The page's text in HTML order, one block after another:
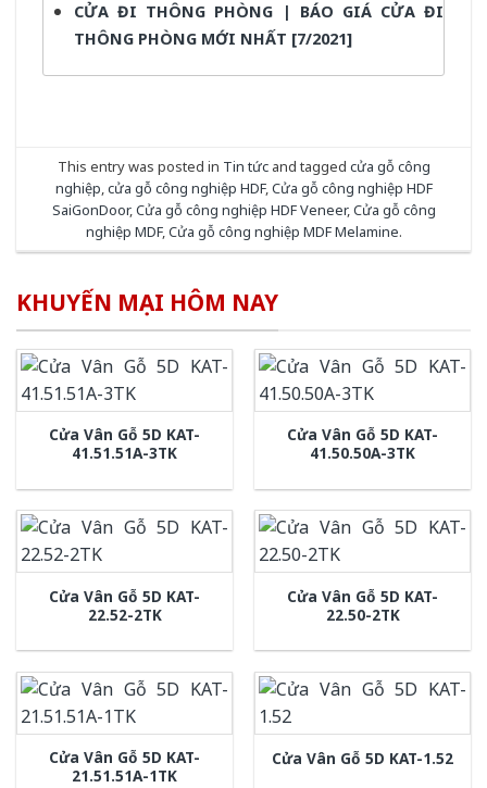
CỬA ĐI THÔNG PHÒNG | BÁO GIÁ CỬA ĐI
THÔNG PHÒNG MỚI NHẤT [7/2021]
This entry was posted in Tin tứcand tagged cửa gỗ công
nghiệp cửa gỗ công nghiệp HDF, Cửa gỗ công nghiệp HDF
SaiGonDoor, Cửa gỗ công nghiệp HDF Veneer, Cửa gỗ công
nghiệp MDF, Cửa gỗ công nghiệp MDF Melamine.
KHUYẾN MẠI HÔM NAY
Cửa Vân Gỗ 5D KAT-
41.51.51A-3TK
Cửa Vân Gỗ 5D KAT-
41.50.50A-3TK
Cửa Vân Gỗ 5D KAT-
22.52-2TK
Cửa Vân Gỗ 5D KAT-
22.50-2TK
Cửa Vân Gỗ 5D KAT-
21.51.51A-1TK
Cửa Vân Gỗ 5D KAT-1.52